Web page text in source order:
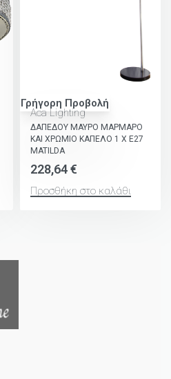
Γρήγορη Προβολή
Aca Lighting
ΔΑΠΕΔΟΥ ΜΑΥΡΟ ΜΑΡΜΑΡΟ
ΚΑΙ ΧΡΩΜΙΟ ΚΑΠΕΛΟ 1 Χ Ε27
MATILDA
228,64€
Προσθήκη στο καλάθι